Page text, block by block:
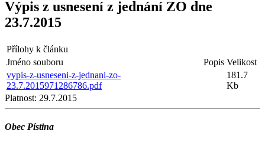
Výpis z usnesení z jednání ZO dne
23.7.2015
Přílohy k článku
Jméno souboru
Popis Velikost
vypis-z-usneseni-z-jednani-zo-
23.7.2015971286786.pdf
181.7
Kb
Platnost: 29.7.2015
Obec Pístina